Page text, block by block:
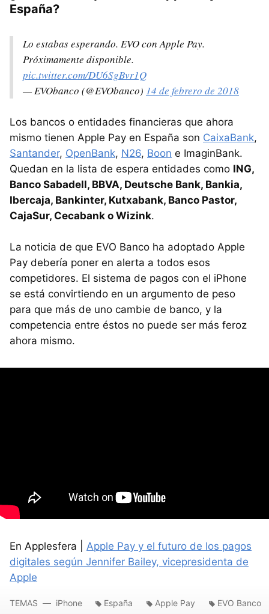
España?
Lo estabas esperando. EVO con Apple Pay.
Próximamente disponible.
pic.twitter.com/DU6SgBvr1Q
— EVObanco (@EVObanco) 14 de febrero de 2018
Los bancos o entidades financieras que ahora
mismo tienen Apple Pay en España son CaixaBank,
Santander, OpenBank, N26, Boon e ImaginBank.
Quedan en la lista de espera entidades como ING,
Banco Sabadell, BBVA, Deutsche Bank, Bankia,
Ibercaja, Bankinter, Kutxabank, Banco Pastor,
CajaSur, Cecabank o Wizink.
La noticia de que EVO Banco ha adoptado Apple
Pay debería poner en alerta a todos esos
competidores. El sistema de pagos con el iPhone
se está convirtiendo en un argumento de peso
para que más de uno cambie de banco, y la
competencia entre éstos no puede ser más feroz
ahora mismo.
En Applesfera | Apple Pay y el futuro de los pagos
digitales según Jennifer Bailey, vicepresidenta de
Apple
TEMAS iPhone España Apple Pay EVO Banco